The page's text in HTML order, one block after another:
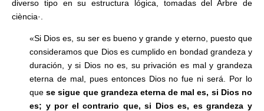
diverso tipo en su estructura lógica, tomadas del Arbre de
ciència·.
«Si Dios es, su ser es bueno y grande y eterno, puesto que
consideramos que Dios es cumplido en bondad grandeza y
duración, y si Dios no es, su privación es mal y grandeza
eterna de mal, pues entonces Dios no fue ni será. Por lo
quese sigue que grandeza eterna de mal es, si Dios no
es; y por el contrario que, si Dios es, es grandeza y